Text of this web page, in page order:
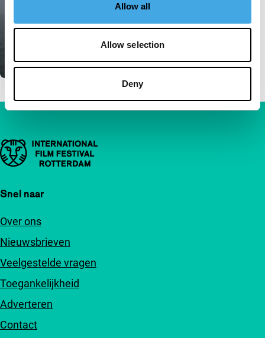
Allow all
Allow selection
Deny
Belangrijke links
Snel naar
Over ons
Nieuwsbrieven
Veelgestelde vragen
Toegankelijkheid
Adverteren
Contact